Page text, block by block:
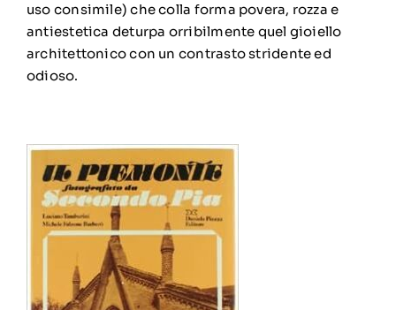
uso consimile) che colla forma povera, rozza e
antiestetica deturpa orribilmente quel gioiello
architettonico con un contrasto stridente ed
odioso.